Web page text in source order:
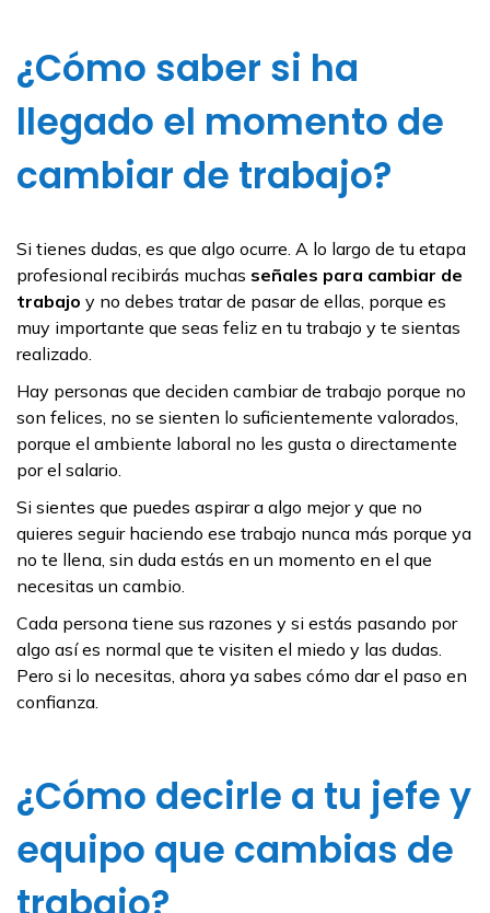
¿Cómo saber si ha
llegado el momento de
cambiar de trabajo?
Si tienes dudas, es que algo ocurre. A lo largo de tu etapa
profesional recibirás muchas señales para cambiar de
trabajo y no debes tratar de pasar de ellas, porque es
muy importante que seas feliz en tu trabajo y te sientas
realizado.
Hay personas que deciden cambiar de trabajo porque no
son felices, no se sienten lo suficientemente valorados,
porque el ambiente laboral no les gusta o directamente
por el salario.
Si sientes que puedes aspirar a algo mejor y que no
quieres seguir haciendo ese trabajo nunca más porque ya
no te llena, sin duda estás en un momento en el que
necesitas un cambio.
Cada persona tiene sus razones y si estás pasando por
algo así es normal que te visiten el miedo y las dudas.
Pero si lo necesitas, ahora ya sabes cómo dar el paso en
confianza.
¿Cómo decirle a tu jefe y
equipo que cambias de